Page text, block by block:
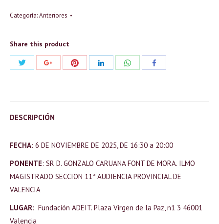
Categoría:Anteriores
Share this product
Compartir Compartir Compartir Compartir CompartirCompartir
DESCRIPCIÓN
FECHA: 6 DE NOVIEMBRE DE 2025, DE 16:30 a 20:00
PONENTE: SR D. GONZALO CARUANA FONT DE MORA. ILMO
MAGISTRADO SECCION 11ª AUDIENCIA PROVINCIAL DE
VALENCIA
LUGAR: Fundación ADEIT. Plaza Virgen de la Paz, n1 3 46001
Valencia